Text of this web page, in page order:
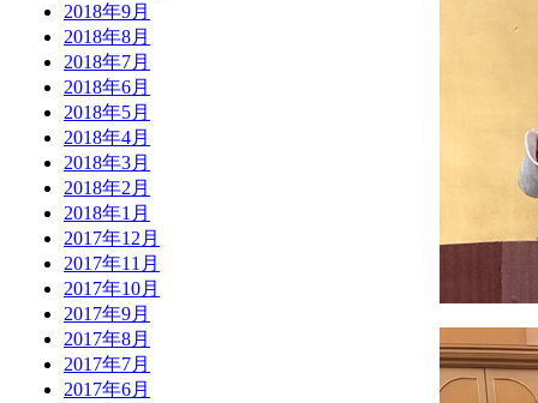
2018年9月
2018年8月
2018年7月
2018年6月
2018年5月
2018年4月
2018年3月
2018年2月
2018年1月
2017年12月
2017年11月
2017年10月
2017年9月
2017年8月
2017年7月
2017年6月